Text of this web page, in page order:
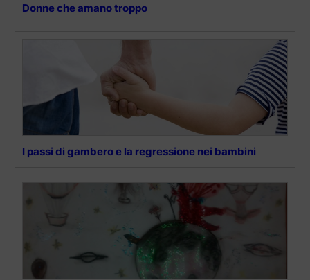
Donne che amano troppo
I passi di gambero e la regressione nei bambini